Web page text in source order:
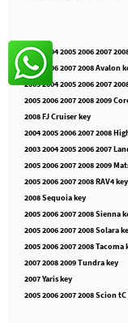
2003 2004 2005 2006 2007
2005 2006 2007 2008 Avalon
2003 2004 2005 2006 2007
2005 2006 2007 2008 2009
2008 FJ Cruiser key
2004 2005 2006 2007 2008
2003 2004 2005 2006 2007
2005 2006 2007 2008 2009
2005 2006 2007 2008 RAV4 key
2008 Sequoia key
2005 2006 2007 2008 Sienna
2005 2006 2007 2008 Solara
2005 2006 2007 2008 Tacoma
2007 2008 2009 Tundra key
2007 Yaris key
2005 2006 2007 2008 Scion